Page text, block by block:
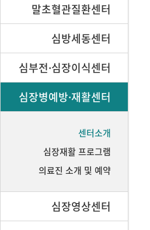
말초혈관질환센터
심방세동센터
심부전·심장이식센터
심장병예방·재활센터
센터소개
심장재활 프로그램
의료진 소개 및 예약
심장영상센터